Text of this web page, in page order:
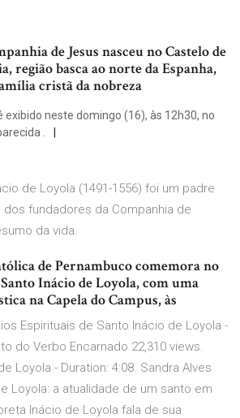
de Jesus nasceu no Castelo de
região basca ao norte da Espanha,
cristã da nobreza
exibido neste domingo (16), às 12h30, no
.
de Loyola (1491-1556) foi um padre
dos fundadores da Companhia de
da vida.
de Pernambuco comemora no
Inácio de Loyola, com uma
na Capela do Campus, às
Espirituais de Santo Inácio de Loyola -
do Verbo Encarnado 22,310 views.
Loyola - Duration: 4:08. Sandra Alves
Loyola: a atualidade de um santo em
Inácio de Loyola fala de sua